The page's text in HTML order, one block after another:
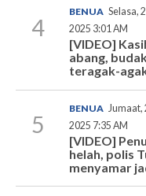
4
BENUA Selasa,
2025 3:01 AM
[VIDEO]
abang,
teragak-
5
BENUA Jumaat,
2025 7:35 AM
[VIDEO]
helah, polis
menyamar